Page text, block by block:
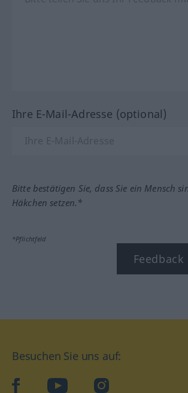
Ihre E-Mail-Adresse (optional)
Bitte bestätigen Sie, dass Sie ein Mensch
Häkchen setzen.*
*Pflichtfeld
Besuchen Sie uns auf:
facebookYouTube Instagram